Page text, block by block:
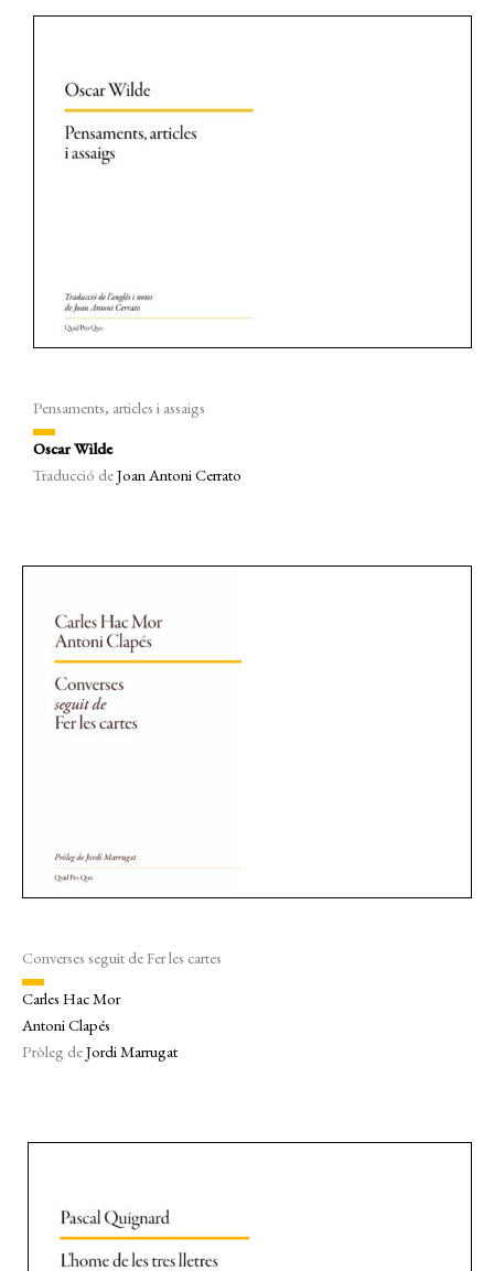
Pensaments, articles i assaigs
Oscar Wilde
Traducció deJoan Antoni Cerrato
Converses seguit de Fer les cartes
Carles Hac Mor
Antoni Clapés
Pròleg deJordi Marrugat